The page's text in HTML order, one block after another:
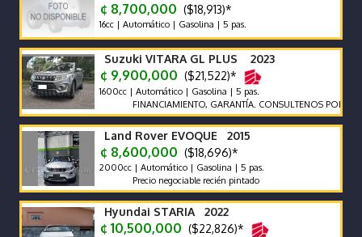
¢ 8,700,000 ($18,913)*
16cc | Automático | Gasolina | 5 pas.
Suzuki VITARA GL PLUS 2023
¢ 9,900,000 ($21,522)*
1600cc | Automático | Gasolina | 5 pas.
FINANCIAMIENTO, GARANTÍA. CONSULTENOS POR AUTOS
Land Rover EVOQUE 2015
¢ 8,600,000 ($18,696)*
2000cc | Automático | Gasolina | 5 pas.
Precio negociable recién pintado
Hyundai STARIA 2022
¢ 10,500,000 ($22,826)*